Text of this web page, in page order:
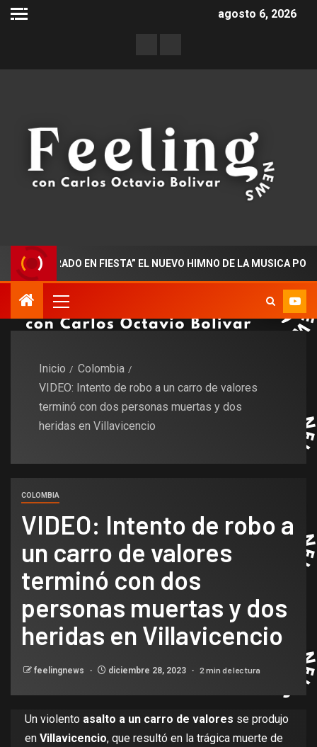
agosto 6, 2026
EN FIESTA” EL NUEVO HIMNO DE LA MUSICA POPULAR
Inicio
Colombia
VIDEO: Intento de robo a un carro de valores
terminó con dos personas muertas y dos
heridas en Villavicencio
COLOMBIA
VIDEO: Intento de robo a
un carro de valores
terminó con dos
personas muertas y dos
heridas en Villavicencio
feelingnews diciembre 28, 2023 2 min de lectura
Un violento asalto a un carro de valores se produjo
en Villavicencio, que resultó en la trágica muerte de